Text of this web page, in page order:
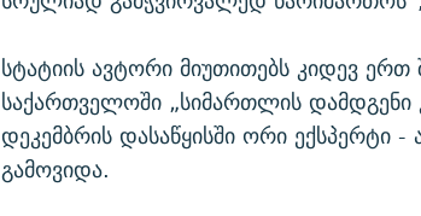
სტატიის ავტორი მიუთითებს კიდევ
საქართველოში „სიმართლის დამდგენი
დეკემბრის დასაწყისში ორი
გამოვიდა.